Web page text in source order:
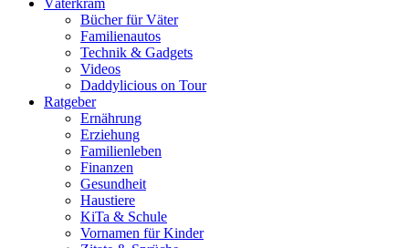
Bücher für Väter
Familienautos
Technik & Gadgets
Videos
Daddylicious on Tour
Ratgeber
Ernährung
Erziehung
Familienleben
Finanzen
Gesundheit
Haustiere
KiTa & Schule
Vornamen für Kinder